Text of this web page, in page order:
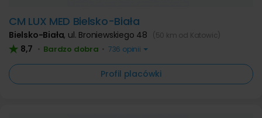
CM LUX MED Bielsko-Biała
Bielsko-Biała, ul. Broniewskiego 48 (50 km od Katowic)
8,7 • Bardzo dobra • 736 opinii
Profil placówki